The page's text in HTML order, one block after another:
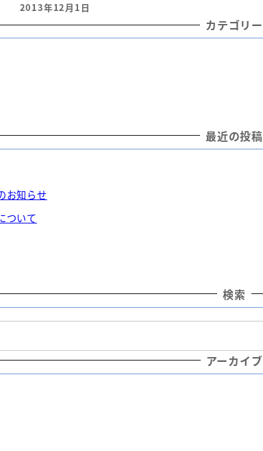
投稿日
2013年12月1日
カテゴリー
最近の投稿
お知らせ
ついて
検索
アーカイブ